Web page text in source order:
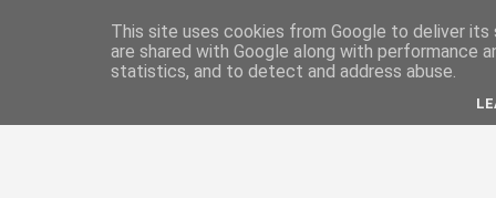
This site uses cookies from Google to deliver
are shared with Google along with performance
statistics, and to detect and address abuse.